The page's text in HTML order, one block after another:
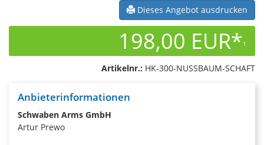
Dieses Angebot ausdrucken
198,00 EUR*1
Artikelnr.: HK-300-NUSSBAUM-SCHAFT
Anbieterinformationen
Schwaben Arms GmbH
Artur Prewo